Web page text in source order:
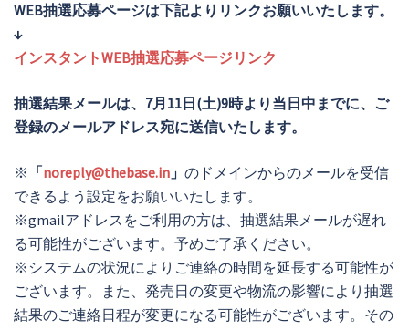
WEB抽選応募ページは下記よりリンクお願いいたします。
↓
インスタントWEB抽選応募ページリンク
抽選結果メールは、 7月11日(土)9時より当日中までに、ご
登録のメールアドレス宛に送信いたします。
※ 「noreply@thebase.in 」 のドメインからのメールを受信
できるよう設定をお願いいたします。
※gmailアドレスをご利用の方は、抽選結果メールが遅れ
る可能性がございます。予めご了承ください。
※システムの状況によりご連絡の時間を延長する可能性が
ございます。また、発売日の変更や物流の影響により抽選
結果のご連絡日程が変更になる可能性がございます。その